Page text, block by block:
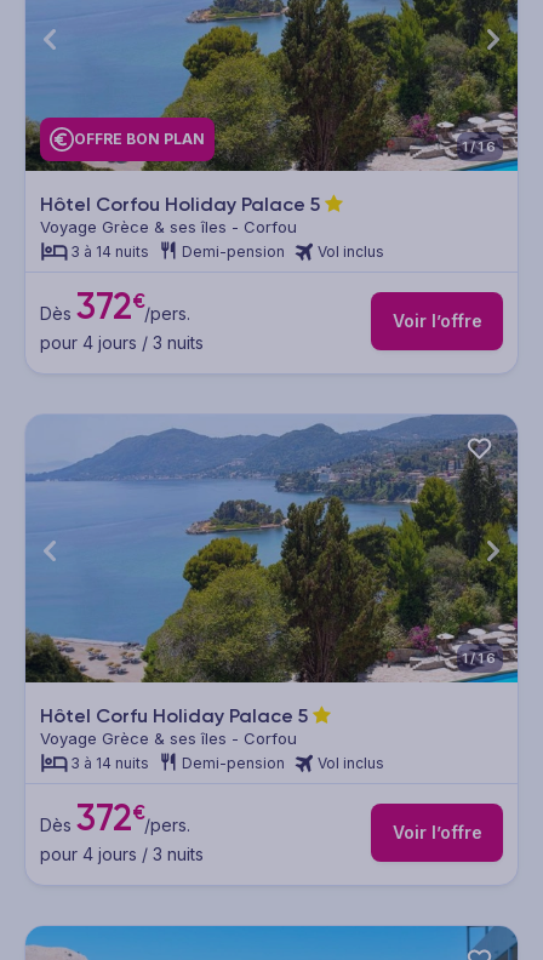
OFFRE BON PLAN 1/16
Hôtel Corfou Holiday Palace 5
Voyage Grèce & ses îles - Corfou
3 à 14 nuits Demi-pension Vol inclus
Dès 372€/pers.
pour 4 jours / 3 nuits
Voir l’offre
1/16
Hôtel Corfu Holiday Palace 5
Voyage Grèce & ses îles - Corfou
3 à 14 nuits Demi-pension Vol inclus
Dès 372€/pers.
pour 4 jours / 3 nuits
Voir l’offre